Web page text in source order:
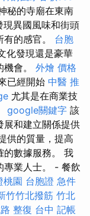
秘的寺廟在東南
現異國風味和街頭
的感官。 台胞
化發現還是豪華
會。 外燴 價格
已經開始 中醫 推
尤其是在商業技
google關鍵字 該
展和建立關係提供
供的質量，提高
的數據服務。 我
專業人士。 - 餐飲
桃園 台胞證 急件
竹竹北撥筋 竹北
整復 台中 記帳